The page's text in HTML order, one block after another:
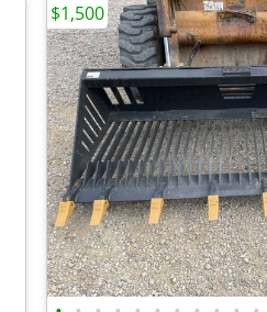
$1,500